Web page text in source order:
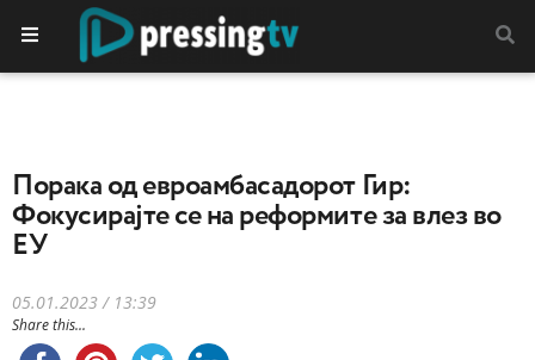
Порака од евроамбасадорот Гир:
Фокусирајте се на реформите за влез во
ЕУ
05.01.2023 / 13:39
Share this...